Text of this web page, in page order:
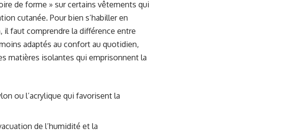
de forme » sur certains vêtements qui
cutanée. Pour bien s’habiller en
il faut comprendre la différence entre
adaptés au confort au quotidien,
matières isolantes qui emprisonnent la
ou l’acrylique qui favorisent la
de l’humidité et la